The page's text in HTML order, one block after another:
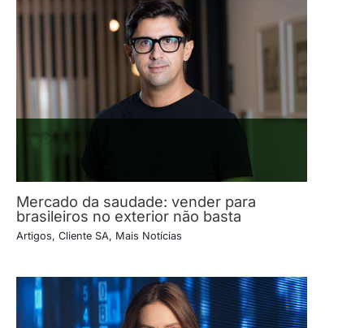
Mercado da saudade: vender para
brasileiros no exterior não basta
Artigos, Cliente SA, Mais Notícias